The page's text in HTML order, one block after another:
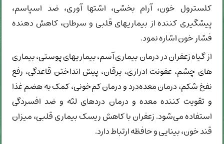
كلسترول خون، آرام بخشی، اشتها آوری، ضد اسپاسم،
پيشگيری كننده از بيماريهای قلبی و سرطان، كاهش دهنده
فشار خون اشاره نمود.
از گیاه زعفران در درمان بیماری آسم، بيماريهای پوستی، بیماری
های چشم، عفونت ادراری، يرقان، پيش انداختن قاعدگی، رفع
نفخ شكم‌، درمان معده‌درد و درمان کم‌خونی، کمک به هضم غذا
و تقویت کننده معده و درمان دردهای لثه و ضد افسردگی
استفاده می‌شود. زعفران با کاهش ریسک بیماری قلبی، میزان
قند خون، بینایی و حافظه ارتباط دارد.